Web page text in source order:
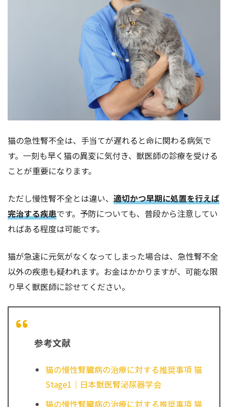
猫の急性腎不全は、手当てが遅れると命に関わる病気で
す。一刻も早く猫の異変に気付き、獣医師の診療を受ける
ことが重要になります。
ただし慢性腎不全とは違い、 適切かつ早期に処置を行えば
完治する疾患です。予防についても、普段から注意してい
ればある程度は可能です。
猫が急速に元気がなくなってしまった場合は、急性腎不全
以外の疾患も疑われます。お金はかかりますが、可能な限
り早く獣医師に診せてください。
参考文献
猫の慢性腎臓病の治療に対する推奨事項 猫
Stage1｜日本獣医腎泌尿器学会
猫の慢性腎臓病の治療に対する推奨事項 猫